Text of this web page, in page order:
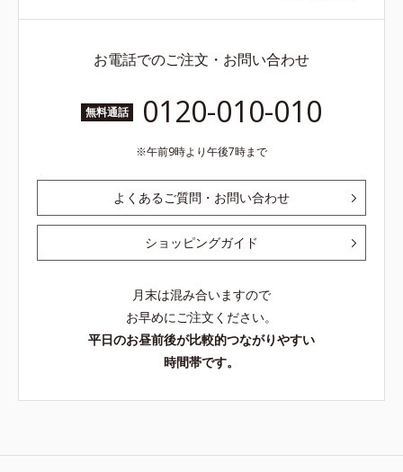
お電話でのご注文・お問い合わせ
無料通話 0120-010-010
午前9時より午後7時まで
よくあるご質問・お問い合わせ
ショッピングガイド
月末は混み合いますので
お早めにご注文ください。
平日のお昼前後が比較的つながりやすい
時間帯です。